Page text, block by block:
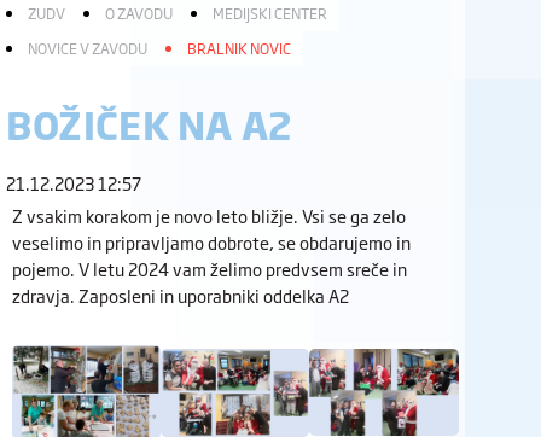
ZUDV O ZAVODU
MEDIJSKI CENTER
NOVICE V ZAVODU
BRALNIK NOVIC
BOŽIČEK NA A2
21.12.2023 12:57
Z vsakim korakom je novo leto bližje. Vsi se ga zelo
veselimo in pripravljamo dobrote, se obdarujemo in
pojemo. V letu 2024 vam želimo predvsem sreče in
zdravja. Zaposleni in uporabniki oddelka A2